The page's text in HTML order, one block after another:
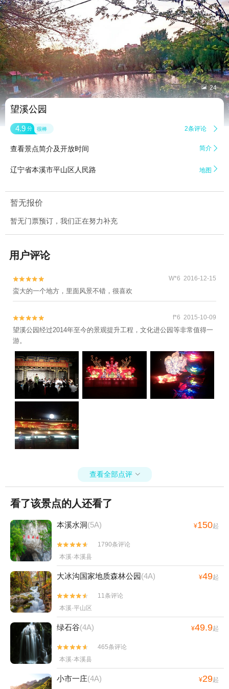
 24
望溪公园
4.9 分 很棒 2条评论 
查看景点简介及开放时间 简介 
辽宁省本溪市平山区人民路 地图 
暂无报价
暂无门票预订，我们正在努力补充
用户评论

 W*6 2016-12-15
蛮大的一个地方，里面风景不错，很喜欢

 f*6 2015-10-09
望溪公园经过2014年至今的景观提升工程，文化进公园等非常值得一
游。
查看全部点评 
看了该景点的人还看了
本溪水洞(5A) ¥150起


1790条评论
本溪·本溪县
大冰沟国家地质森林公园(4A) ¥49起


11条评论
本溪·平山区
绿石谷(4A) ¥49.9起


465条评论
本溪·本溪县
小市一庄(4A) ¥29起
